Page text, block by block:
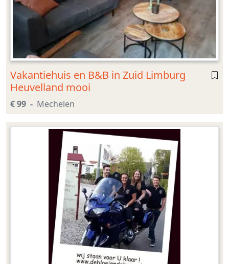
Vakantiehuis en B&B in Zuid Limburg
Heuvelland mooi
€ 99 Mechelen